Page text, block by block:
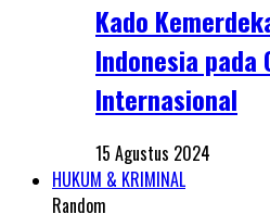
Kado
Indonesia pada
Internasional
15 Agustus 2024
HUKUM & KRIMINAL
Random